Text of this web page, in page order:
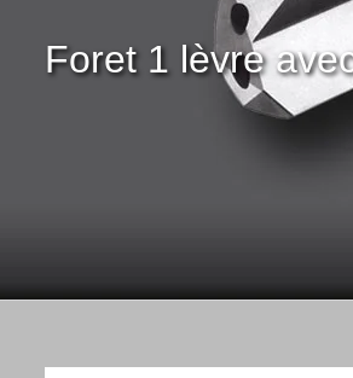
Foret 1 lèvre